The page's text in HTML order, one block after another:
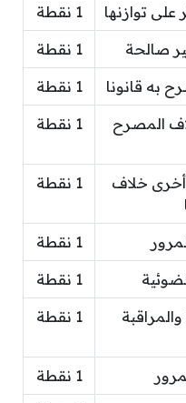
على توازنها 1 نقطة
صالحة 1 نقطة
به قانونا 1 نقطة
المصرح
1 نقطة
أخرى خلاف
1 نقطة
1 نقطة
1 نقطة
1 نقطة
1 نقطة